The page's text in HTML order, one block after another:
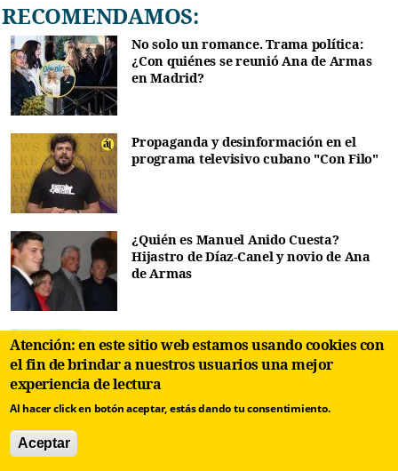
RECOMENDAMOS:
No solo un romance. Trama política:
¿Con quiénes se reunió Ana de Armas
en Madrid?
Propaganda y desinformación en el
programa televisivo cubano "Con Filo"
¿Quién es Manuel Anido Cuesta?
Hijastro de Díaz-Canel y novio de Ana
de Armas
Jorge Luis Arzola: "La libertad de
expresión es la razón de ser de Árbol
Invertido"
Atención: en este sitio web estamos usando cookies con
el fin de brindar a nuestros usuarios una mejor
experiencia de lectura
Al hacer click en botón aceptar, estás dando tu consentimiento.
Aceptar